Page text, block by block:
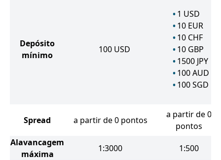
Depósito
mínimo
100 USD
1 USD
10 EUR
10 CHF
10 GBP
1500 JPY
100 AUD
100 SGD
Spread a partir de 0 pontos
a partir de 0
pontos
Alavancagem
máxima
1:3000 1:500